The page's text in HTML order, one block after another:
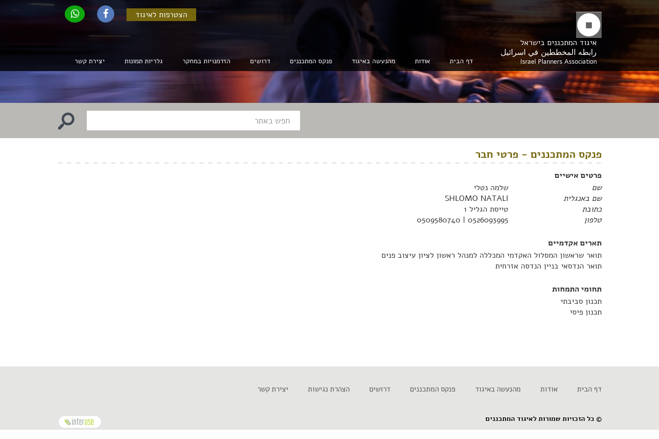
הצטרפות לאיגוד
איגוד המתכננים בישראל
رابطه المخططين في اسرائيل
Israel Planners Association דף הבית אודות מהנעשה באיגוד פנקס המתכננים דרושים הזדמנויות במחקר גלריות תמונות יצירת קשר
פנקס המתכננים - פרטי חבר
פרטים אישיים
שם
שלמה נטלי
שם באנגלית
SHLOMO NATALI
כתובת
טייסת הגליל 1
טלפון
0526093995 | 0509580740
תארים אקדמיים
תואר שראשון המסלול האקדמי המכללה למנהל ראשון לציון עיצוב פנים
תואר הנדסאי בניין הנדסה אזרחית
תחומי התמחות
תכנון סביבתי
תכנון פיסי
דף הבית אודות מהנעשה באיגוד פנקס המתכננים דרושים הצהרת נגישות יצירת קשר
© כל הזכויות שמורות לאיגוד המתכננים